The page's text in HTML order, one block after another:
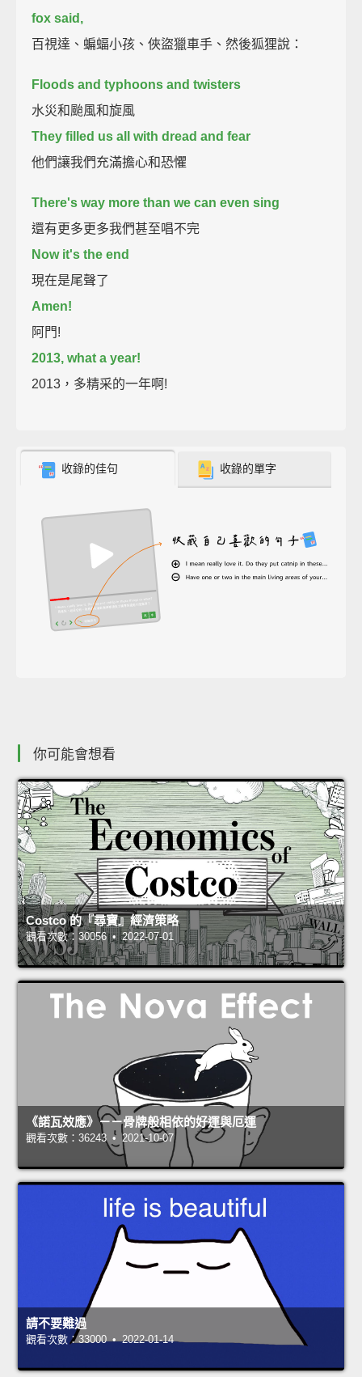
fox said,
百視達、蝙蝠小孩、俠盜獵車手、然後狐狸說：
Floods and typhoons and twisters
水災和颱風和旋風
They filled us all with dread and fear
他們讓我們充滿擔心和恐懼
There's way more than we can even sing
還有更多更多我們甚至唱不完
Now it's the end
現在是尾聲了
Amen!
阿門!
2013, what a year!
2013，多精采的一年啊!
收錄的佳句 收錄的單字
你可能會想看
Costco 的『尋寶』經濟策略
觀看次數：30056 • 2022-07-01
《諾瓦效應》－－骨牌般相依的好運與厄運
觀看次數：36243 • 2021-10-07
請不要難過
觀看次數：33000 • 2022-01-14